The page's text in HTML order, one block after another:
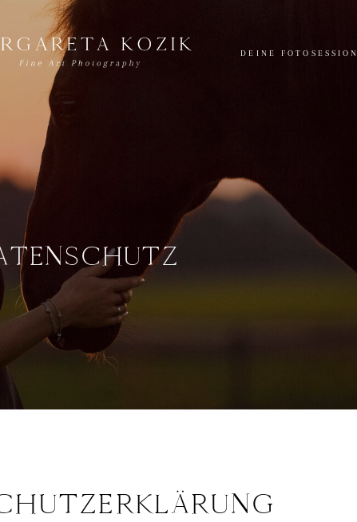
DEINE FOTOSESSION